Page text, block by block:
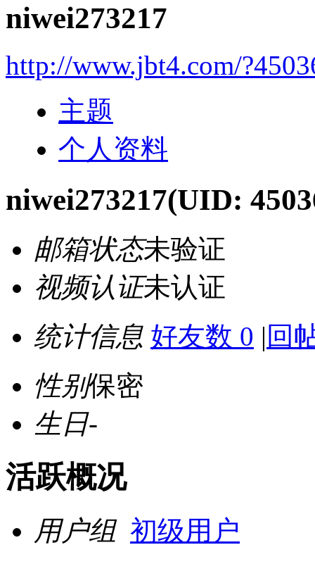
niwei273217
http://www.jbt4.com/
主题
个人资料
niwei273217(UID:
邮箱状态未验证
视频认证未认证
统计信息 好友数 0 | 回
性别保密
生日-
活跃概况
用户组 初级用户